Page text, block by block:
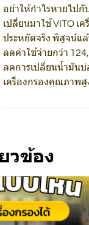
อย่าให้กำไรหายไป
เปลี่ยนมาใช้ VITO
ประหยัดจริง พิสูจน์แ
ลดค่าใช้จ่ายกว่า
ลดการเปลี่ยนน้ำมันบ่
เครื่องกรองคุณภาพ
วข้อง